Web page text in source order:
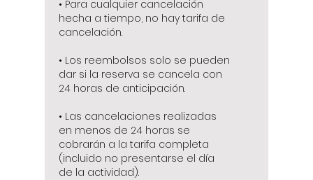
• Para cualquier cancelación
hecha a tiempo, no hay tarifa de
cancelación.
• Los reembolsos solo se pueden
dar si la reserva se cancela con
24 horas de anticipación.
• Las cancelaciones realizadas
en menos de 24 horas se
cobrarán a la tarifa completa
(incluido no presentarse el día
de la actividad).